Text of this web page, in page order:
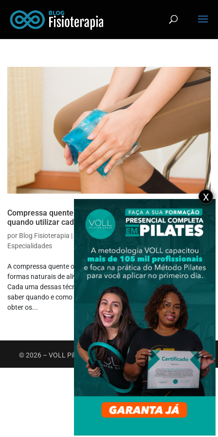
Compressa quente ou fria no tratamento de lesões:
quando utilizar cada uma?
por Blog Fisioterapia | ago 11, 2023 Fisioterapia Específica ,Outras
Especialidades
A compressa quente ou fria têm sido amplamente utilizadas como
formas naturais de aliviar a dor e durante o tratamento de lesões.
Cada uma dessas técnicas possui benefícios específicos, mas
saber quando e como aplicá-las corretamente é fundamental para
obter os...
© 2026 – VOLL Pilates Group. Todos os direitos reservados.
X